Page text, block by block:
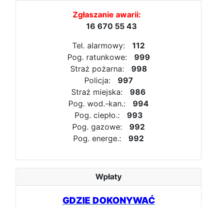
Zgłaszanie awarii:
16 670 55 43
Tel. alarmowy: 112
Pog. ratunkowe: 999
Straż pożarna: 998
Policja: 997
Straż miejska: 986
Pog. wod.-kan.: 994
Pog. ciepło.: 993
Pog. gazowe: 992
Pog. energe.: 992
Wpłaty
GDZIE DOKONYWAĆ